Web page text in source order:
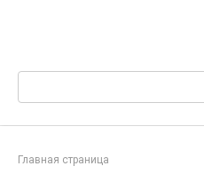
Поиск:
Главная страница